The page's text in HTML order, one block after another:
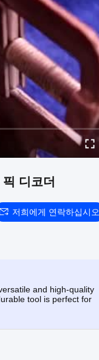
디코더
저희에게 연락하십시오
and high-quality
tool is perfect for